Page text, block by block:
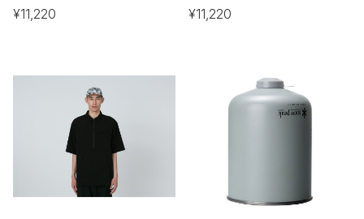
¥11,220 ¥11,220